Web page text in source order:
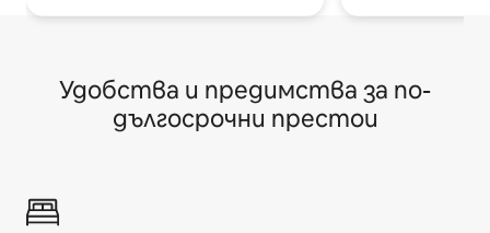
Удобства и предимства за по-
дългосрочни престои